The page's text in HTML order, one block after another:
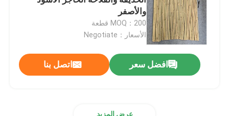
أعمدة الخيزران الخام
موسو الخيزران القطب
والأصفر
MOQ：200 قطعة
الأسعار：Negotiate
افضل سعر اتصل بنا
عرض المزيد